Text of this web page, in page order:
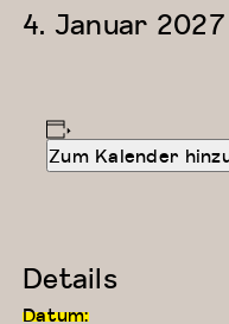
4. Januar
Zum Kalender
Details
Datum: